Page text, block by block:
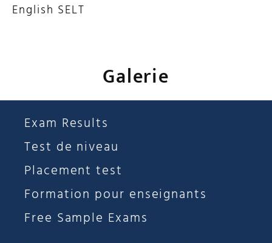
English SELT
Galerie
Exam Results
Test de niveau
Placement test
Formation pour enseignants
Free Sample Exams